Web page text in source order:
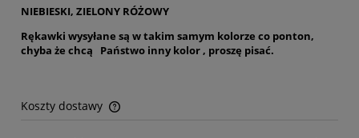
NIEBIESKI, ZIELONY RÓŻOWY
Rękawki wysyłane są w takim samym kolorze co ponton,
chyba że chcą Państwo inny kolor , proszę pisać.
Koszty dostawy
Cena nie zawiera ewentualnych kosztów płatności